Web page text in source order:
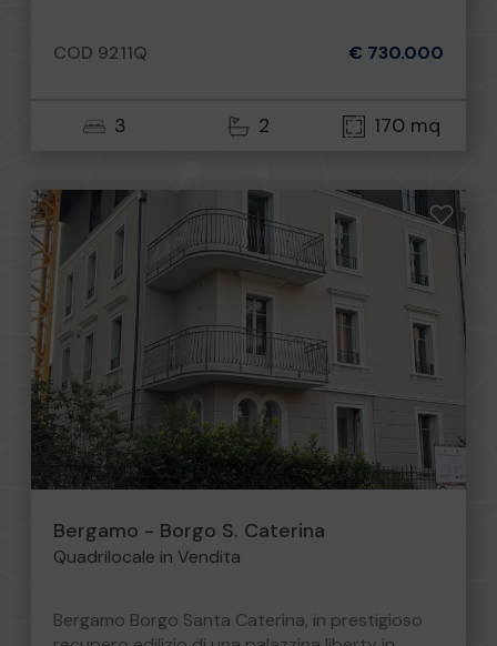
COD 9211Q € 730.000
3 2 170 mq
Bergamo - Borgo S. Caterina
Quadrilocale in Vendita
Bergamo Borgo Santa Caterina, in prestigioso